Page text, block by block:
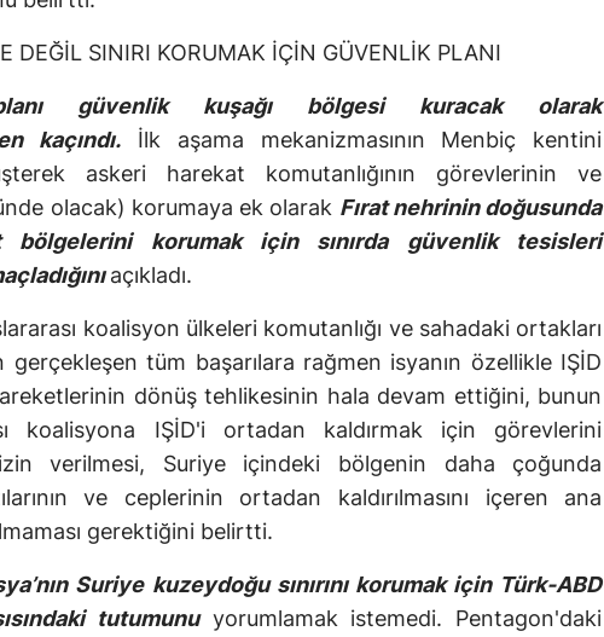
DEĞİL SINIRI KORUMAK İÇİN GÜVENLİK PLANI
güvenlik kuşağı bölgesi kuracak olarak
kaçındı.İlk aşama mekanizmasının Menbiç kentini
askeri harekat komutanlığının görevlerinin ve
olacak) korumaya ek olarak Fırat nehrinin doğusunda
korumak için sınırda güvenlik tesisleri
açıkladı.
koalisyon ülkeleri komutanlığı ve sahadaki ortakları
gerçekleşen tüm başarılara rağmen isyanın özellikle IŞİD
dönüş tehlikesinin hala devam ettiğini, bunun
koalisyona IŞİD'i ortadan kaldırmak için görevlerini
verilmesi, Suriye içindeki bölgenin daha çoğunda
ve ceplerinin ortadan kaldırılmasını içeren ana
gerektiğini belirtti.
Suriye kuzeydoğu sınırını korumak için Türk-ABD
tutumunuyorumlamak istemedi. Pentagon'daki